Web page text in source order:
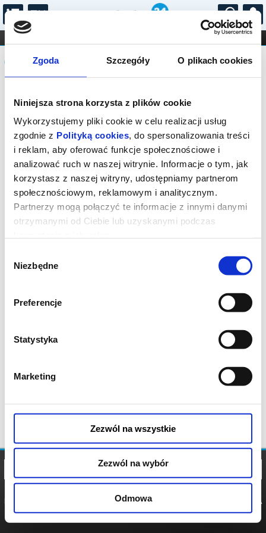
Zgoda Szczegóły O plikach cookies
Niniejsza strona korzysta z plików cookie
Wykorzystujemy pliki cookie w celu realizacji usług
zgodnie z Polityką cookies, do spersonalizowania treści
i reklam, aby oferować funkcje społecznościowe i
analizować ruch w naszej witrynie. Informacje o tym, jak
korzystasz z naszej witryny, udostępniamy partnerom
społecznościowym, reklamowym i analitycznym.
Partnerzy mogą połączyć te informacje z innymi danymi
otrzymanymi od Ciebie lub uzyskanymi podczas
zgody
Niezbędne
Preferencje
Statystyka
Marketing
Zezwól na wszystkie
Zezwól na wybór
Odmowa
...
FILHARMONIA OPERA I BALET
STAND-UP
DLA DZIECI
Komunikat
Sprzedaż biletów on-line na wydarzenie
została zakończona.
POLITYKA
POLITYKA